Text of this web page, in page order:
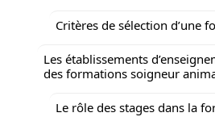
Critères de sélection d’une
Les établissements
des formations soigneur
Le rôle des stages dans la